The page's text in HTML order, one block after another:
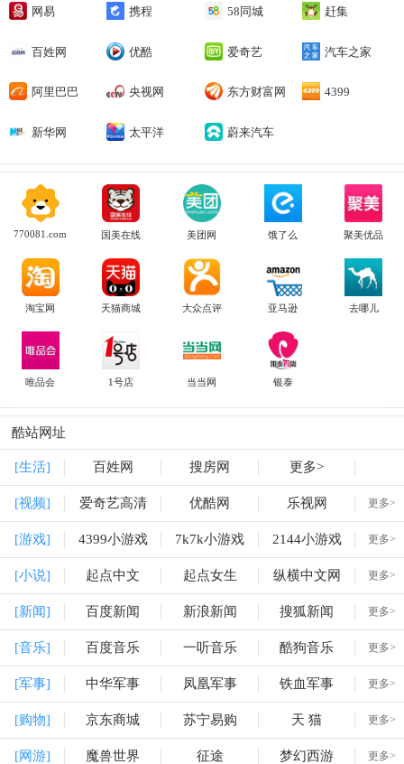
网易 携程 58同城 赶集
百姓网 优酷 爱奇艺 汽车之家
阿里巴巴 央视网 东方财富网 4399
新华网 太平洋 蔚来汽车
770081.com 国美在线 美团网 饿了么 聚美优品
淘宝网 天猫商城 大众点评 亚马逊 去哪儿
唯品会 1号店 当当网 银泰
酷站网址
[生活] 百姓网 搜房网 更多>
[视频] 爱奇艺高清 优酷网 乐视网 更多>
[游戏] 4399小游戏 7k7k小游戏 2144小游戏 更多>
[小说] 起点中文 起点女生 纵横中文网 更多>
[新闻] 百度新闻 新浪新闻 搜狐新闻 更多>
[音乐] 百度音乐 一听音乐 酷狗音乐 更多>
[军事] 中华军事 凤凰军事 铁血军事 更多>
[购物] 京东商城 苏宁易购 天 猫 更多>
[网游] 魔兽世界 征途 梦幻西游 更多>